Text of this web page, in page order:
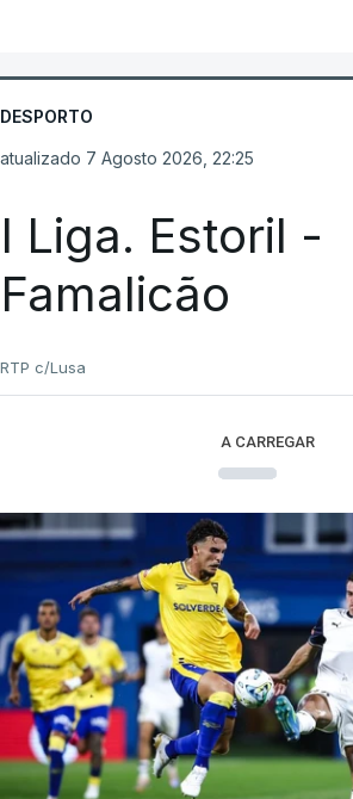
DESPORTO
atualizado 7 Agosto 2026, 22:25
I Liga. Estoril -
Famalicão
RTP c/Lusa
A CARREGAR